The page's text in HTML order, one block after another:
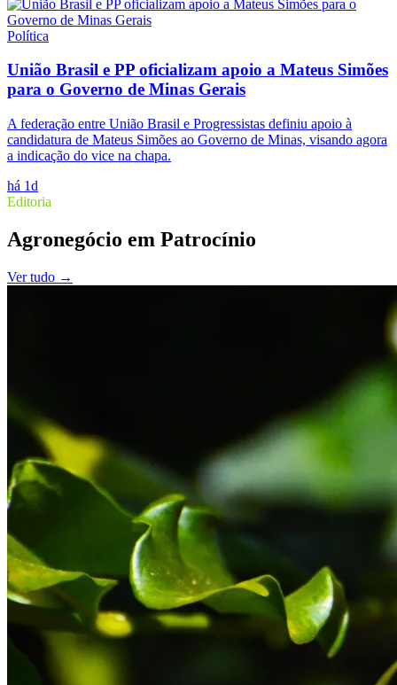
Política
União Brasil e PP oficializam apoio a Mateus Simões
para o Governo de Minas Gerais
A federação entre União Brasil e Progressistas definiu apoio à
candidatura de Mateus Simões ao Governo de Minas, visando agora
a indicação do vice na chapa.
há 1d
Editoria
Agronegócio em Patrocínio
Ver tudo →